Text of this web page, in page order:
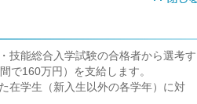
技能総合入学試験の合格者から選考す
で160万円）を支給します。
在学生（新入生以外の各学年）に対